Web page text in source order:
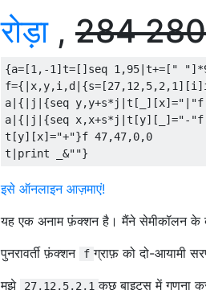
रोड़ा, 284
{a=[1,-1]t=[]seq 1,95|t+=["
a|{|j|{seq y,y+s*j|t[_][x]="|"f
a|{|j|{seq x,x+s*j|t[y][_]="-
t[y][x]="+"}f 47,47,0,0
इसे ऑनलाइन आज़माएं!
यह एक अनाम फ़ंक्शन है। मैंने सेमीकॉलन के
पुनरावर्ती फ़ंक्शन
f ग्राफ़ को दो-आयामी
मुझे
27,12,5,2,1 कुछ बाइट्स में गणना